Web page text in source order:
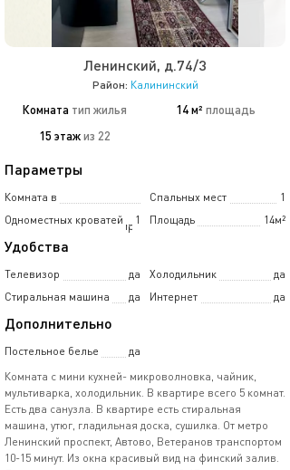
Ленинский, д.74/3
Район: Калининский
Комната тип жилья 14 м² площадь
15 этажиз 22
Параметры
Комната в
5-комнатной квартире
Спальных мест
1
Одноместных кроватей
1 Площадь 14м²
Удобства
Телевизор да Холодильник
да
Стиральная машина
да Интернет да
Дополнительно
Постельное белье
да
Комната с мини кухней- микроволновка, чайник,
мультиварка, холодильник. В квартире всего 5 комнат.
Есть два санузла. В квартире есть стиральная
машина, утюг, гладильная доска, сушилка. От метро
Ленинский проспект, Автово, Ветеранов транспортом
10-15 минут. Из окна красивый вид на финский залив.